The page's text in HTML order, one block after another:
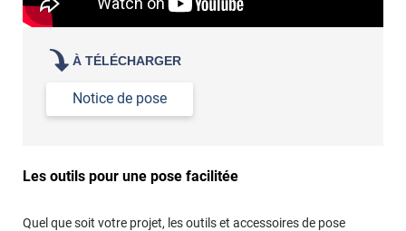
À TÉLÉCHARGER
Notice de pose
Les outils pour une pose facilitée
Quel que soit votre projet, les outils et accessoires de pose